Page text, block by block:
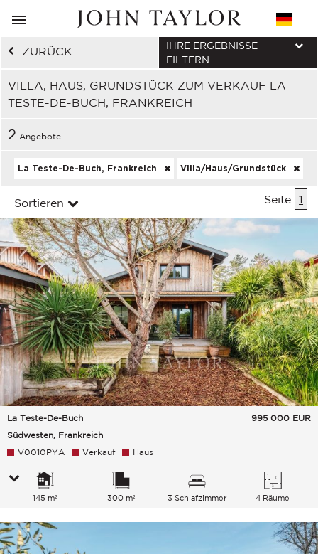
ZURÜCK
VILLA, HAUS, GRUNDSTÜCK ZUM VERKAUF LA
TESTE-DE-BUCH, FRANKREICH
IHRE ERGEBNISSE
FILTERN
2 Angebote
La Teste-De-Buch, Frankreich Villa/Haus/Grundstück
Sortieren Seite 1
La Teste-De-Buch
Südwesten, Frankreich
995 000 EUR
V0010PYA Verkauf Haus
145 m² 300 m² 3 Schlafzimmer 4 Räume